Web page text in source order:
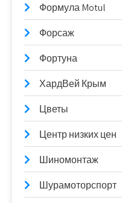
Формула Motul
Форсаж
Фортуна
ХардВей Крым
Цветы
Центр низких цен
Шиномонтаж
Шурамоторспорт